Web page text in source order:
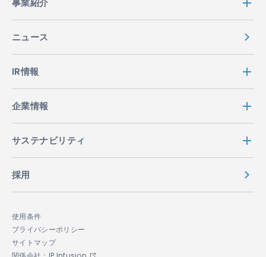
事業紹介
ニュース
IR情報
企業情報
サステナビリティ
採用
使用条件
プライバシーポリシー
サイトマップ